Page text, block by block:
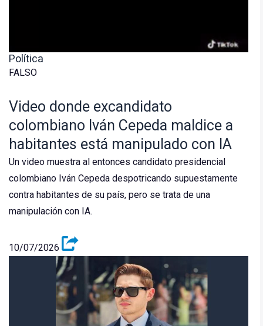
Política
FALSO
Video donde excandidato
colombiano Iván Cepeda maldice a
habitantes está manipulado con IA
Un video muestra al entonces candidato presidencial
colombiano Iván Cepeda despotricando supuestamente
contra habitantes de su país, pero se trata de una
manipulación con IA.
10/07/2026